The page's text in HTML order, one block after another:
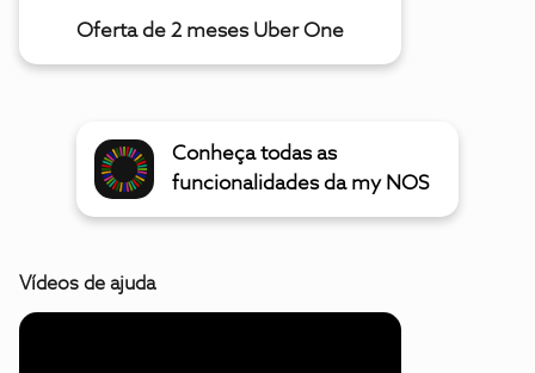
Oferta de 2 meses Uber One
Conheça todas as
funcionalidades da my NOS
Vídeos de ajuda